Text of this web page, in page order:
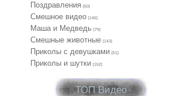
Поздравления [50]
Смешное видео [146]
Маша и Медведь [79]
Смешные животные [143]
Приколы с девушками [51]
Приколы и шутки [152]
ТОП Видео